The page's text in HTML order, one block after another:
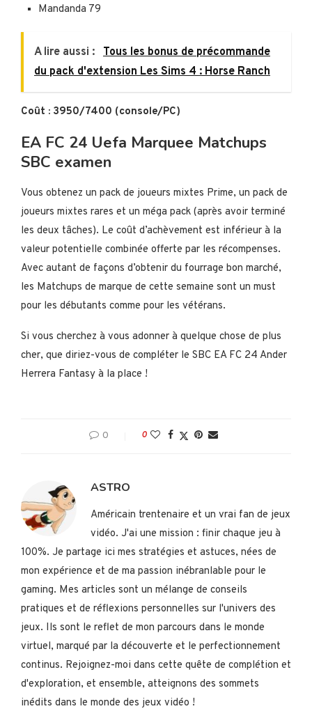
Mandanda 79
A lire aussi : Tous les bonus de précommande
du pack d'extension Les Sims 4 : Horse Ranch
Coût : 3950/7400 (console/PC)
EA FC 24 Uefa Marquee Matchups
SBC examen
Vous obtenez un pack de joueurs mixtes Prime, un pack de
joueurs mixtes rares et un méga pack (après avoir terminé
les deux tâches). Le coût d’achèvement est inférieur à la
valeur potentielle combinée offerte par les récompenses.
Avec autant de façons d’obtenir du fourrage bon marché,
les Matchups de marque de cette semaine sont un must
pour les débutants comme pour les vétérans.
Si vous cherchez à vous adonner à quelque chose de plus
cher, que diriez-vous de compléter le SBC EA FC 24 Ander
Herrera Fantasy à la place !
0 0
ASTRO
Américain trentenaire et un vrai fan de jeux
vidéo. J'ai une mission : finir chaque jeu à
100%. Je partage ici mes stratégies et astuces, nées de
mon expérience et de ma passion inébranlable pour le
gaming. Mes articles sont un mélange de conseils
pratiques et de réflexions personnelles sur l'univers des
jeux. Ils sont le reflet de mon parcours dans le monde
virtuel, marqué par la découverte et le perfectionnement
continus. Rejoignez-moi dans cette quête de complétion et
d'exploration, et ensemble, atteignons des sommets
inédits dans le monde des jeux vidéo !